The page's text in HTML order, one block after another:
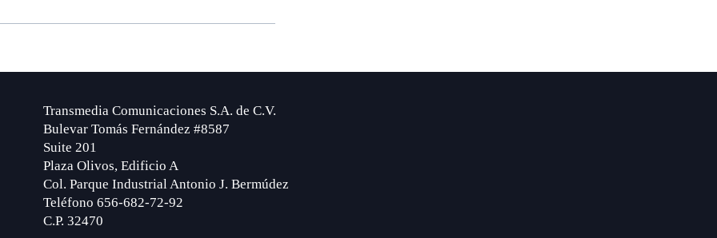
Transmedia Comunicaciones S.A. de C.V.
Bulevar Tomás Fernández #8587
Suite 201
Plaza Olivos, Edificio A
Col. Parque Industrial Antonio J. Bermúdez
Teléfono 656-682-72-92
C.P. 32470